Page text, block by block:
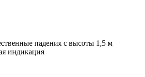
падения с высоты 1,5 м
индикация